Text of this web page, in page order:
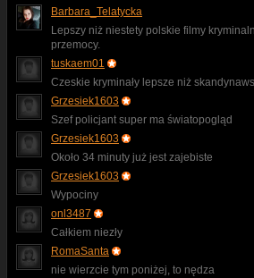
Barbara_Telatycka
Lepszy niż niestety polskie filmy
przemocy.
tuskaem01
Czeskie kryminały lepsze niż
Grzesiek1603
Szef policjant super ma światopogląd
Grzesiek1603
Około 34 minuty już jest zajebiste
Grzesiek1603
Wypociny
onl3487
Całkiem niezły
RomaSanta
nie wierzcie tym poniżej, to nędza